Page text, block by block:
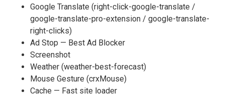
Google Translate (right-click-google-translate /
google-translate-pro-extension / google-translate-
right-clicks)
Ad Stop — Best Ad Blocker
Screenshot
Weather (weather-best-forecast)
Mouse Gesture (crxMouse)
Cache — Fast site loader